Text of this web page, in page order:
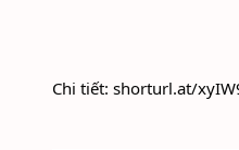
Chi tiết: shorturl.at/